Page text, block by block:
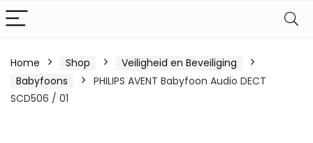
Home Shop
Veiligheid en Beveiliging
Babyfoons
PHILIPS AVENT Babyfoon Audio DECT
SCD506 / 01